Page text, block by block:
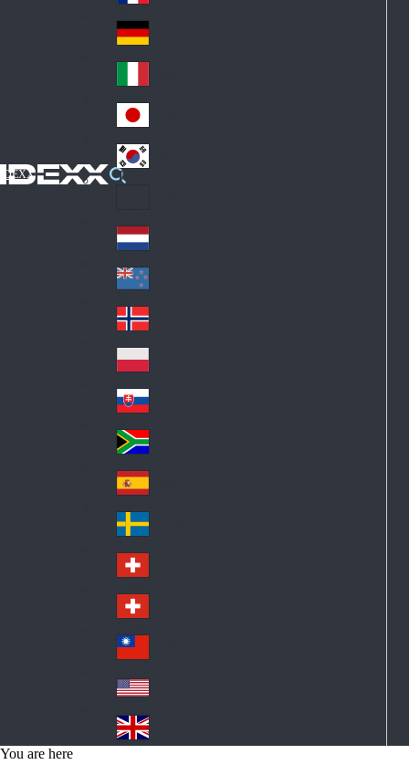
IDEXX
d
Fra
nc
e
Ge
an
y
Ital
y
Jap
an
Ko
Lat
in
A
me
ric
a
Ne
the
rla
nd
s
Ne
w
Ze
ala
nd
No
rw
ay
Pol
an
d
Slo
va
kia
So
uth
Af
ric
a
Sp
ain
Sw
ed
en
Sw
itz
erl
an
d
Sw
itz
erl
an
d
wa
n
A
Un
You are here